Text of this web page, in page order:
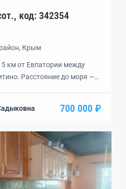
Участок, уч. 6.0 сот., код: 342354
Крым
км от Евпатории между
Расстояние до моря —
5 кВт.
700 000 ₽